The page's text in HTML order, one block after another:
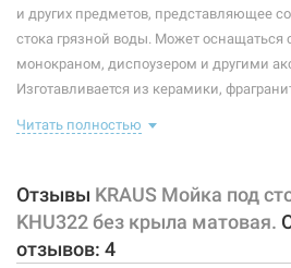
Размер монтажного выреза (длина/
Форма:
и других предметов, представляющее
стока грязной воды. Может
монокраном, диспоузером и другими
Изготавливается из керамики,
Комплектация данной модели:
Характеристики и конфигурация
товара могут изменяться
внесенные производителем изменения,
Читать полностью
Отзывы KRAUS Мойка под
KHU322 без крыла матовая.
отзывов: 4